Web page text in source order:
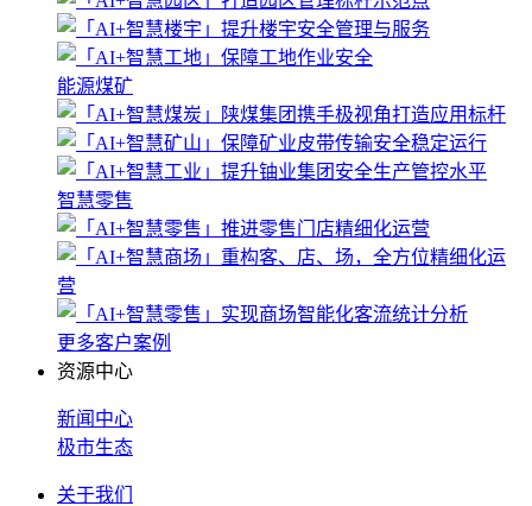
能源煤矿
智慧零售
更多客户案例
资源中心
新闻中心
极市生态
关于我们